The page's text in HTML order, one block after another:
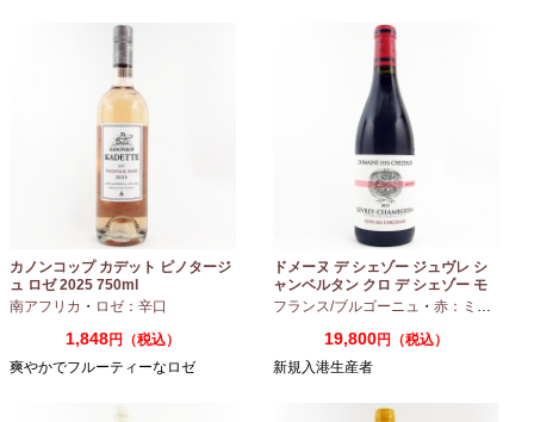
カノンコップ カデット ピノタージ
ュ ロゼ 2025 750ml
南アフリカ ・ ロゼ：辛口
1,848円（税込）
爽やかでフルーティーなロゼ
ドメーヌ デ シェゾー ジュヴレ シ
ャンベルタン クロ デ シェゾー モ
ノポール 2023 750ml
フランス/ブルゴーニュ ・ 赤：ミディアムボディ
19,800円（税込）
新規入港生産者